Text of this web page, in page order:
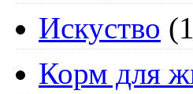
Искуство
Корм для